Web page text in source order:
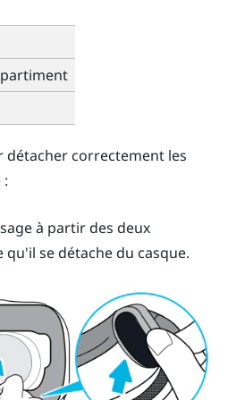
détacher correctement les
à partir des deux
se détache du casque.